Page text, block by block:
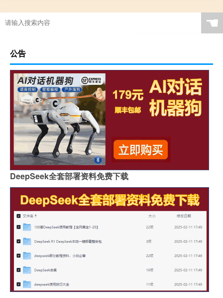
☚
公告
DeepSeek全套部署资料免费下载